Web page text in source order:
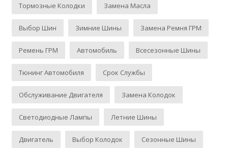
Тормозные Колодки Замена Масла
Выбор Шин Зимние Шины Замена Ремня ГРМ
Ремень ГРМ Автомобиль Всесезонные Шины
Тюнинг Автомобиля Срок Службы
Обслуживание Двигателя Замена Колодок
Светодиодные Лампы Летние Шины
Двигатель Выбор Колодок Сезонные Шины